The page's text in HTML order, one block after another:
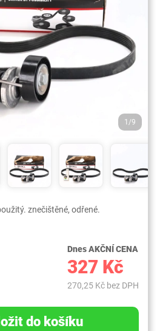
1/9
znečištěné, odřené.
Dnes AKČNÍ CENA
327 Kč
270,25 Kč bez DPH
do košíku